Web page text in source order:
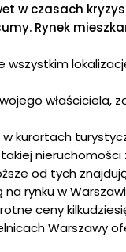
w czasach
Rynek
kurortach
od tych
rynku w
ceny